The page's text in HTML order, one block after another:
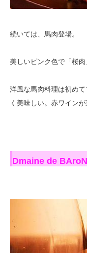
続いては、馬肉登場。
美しいピンク色で「桜
洋風な馬肉料理は初め
く美味しい。赤ワインが
Dmaine de